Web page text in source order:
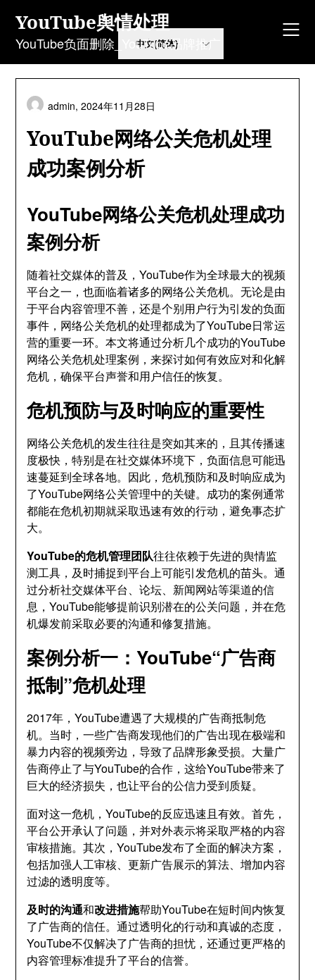
content
YouTube舆情处理
YouTube负面删除_YouTube品牌推广
YouTube网络公关危机处理
成功案例分析
admin,2024年11月28日
YouTube网络公关危机处理成功
案例分析
随着社交媒体的普及，YouTube作为全球最大的视频
平台之一，也面临着诸多的网络公关危机。无论是由
于平台内容管理不善，还是个别用户行为引发的负面
事件，网络公关危机的处理都成为了YouTube日常运
营的重要一环。本文将通过分析几个成功的YouTube
网络公关危机处理案例，来探讨如何有效应对和化解
危机，确保平台声誉和用户信任的恢复。
危机预防与及时响应的重要性
网络公关危机的发生往往是突如其来的，且其传播速
度极快，特别是在社交媒体环境下，负面信息可能迅
速蔓延到全球各地。因此，危机预防和及时响应成为
了YouTube网络公关管理中的关键。成功的案例通常
都能在危机初期就采取迅速有效的行动，避免事态扩
大。
YouTube的危机管理团队往往依赖于先进的舆情监
测工具，及时捕捉到平台上可能引发危机的苗头。通
过分析社交媒体平台、论坛、新闻网站等渠道的信
息，YouTube能够提前识别潜在的公关问题，并在危
机爆发前采取必要的沟通和修复措施。
案例分析一：YouTube“广告商
抵制”危机处理
2017年，YouTube遭遇了大规模的广告商抵制危
机。当时，一些广告商发现他们的广告出现在极端和
暴力内容的视频旁边，导致了品牌形象受损。大量广
告商停止了与YouTube的合作，这给YouTube带来了
巨大的经济损失，也让平台的公信力受到质疑。
面对这一危机，YouTube的反应迅速且有效。首先，
平台公开承认了问题，并对外表示将采取严格的内容
审核措施。其次，YouTube发布了全面的解决方案，
包括加强人工审核、更新广告展示的算法、增加内容
过滤的透明度等。
及时的沟通和改进措施帮助YouTube在短时间内恢复
了广告商的信任。通过透明化的行动和真诚的态度，
YouTube不仅解决了广告商的担忧，还通过更严格的
内容管理标准提升了平台的信誉。